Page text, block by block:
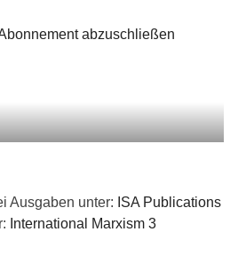
abzuschließen
Ausgaben unter: ISA Publications
International Marxism 3